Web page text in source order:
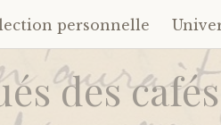
personnelle
des cafés